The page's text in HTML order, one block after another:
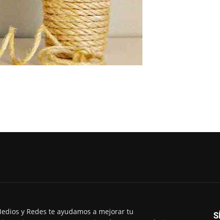
y Redes te ayudamos a mejorar tu